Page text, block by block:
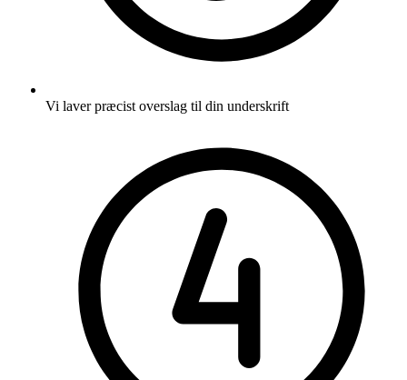
Vi laver præcist overslag til din underskrift